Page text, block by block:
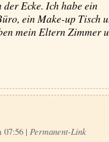
Ecke. Ich habe ein
ein Make-up Tisch
mein Eltern Zimmer
07:56 | Permanent-Link